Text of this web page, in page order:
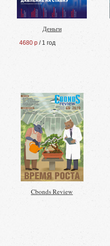
Деньги
4680 р / 1 год
Cbonds Review